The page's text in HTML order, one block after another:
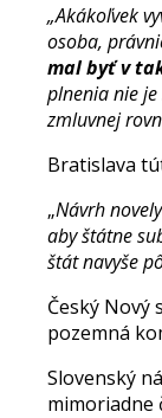
„Akákoľvek
osoba,
mal byť v
plnenia nie
zmluvnej
Bratislava
„Návrh
aby štátne
štát navyše
Český Nový
pozemná
Slovenský
mimoriadne